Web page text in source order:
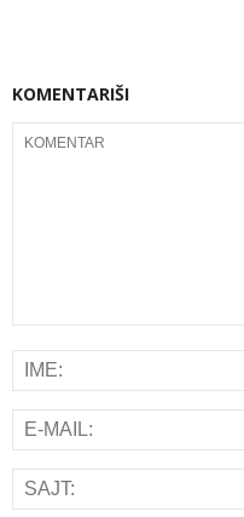
KOMENTARIŠI